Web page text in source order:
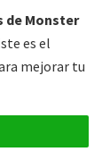
de Monster
es el
mejorar tu